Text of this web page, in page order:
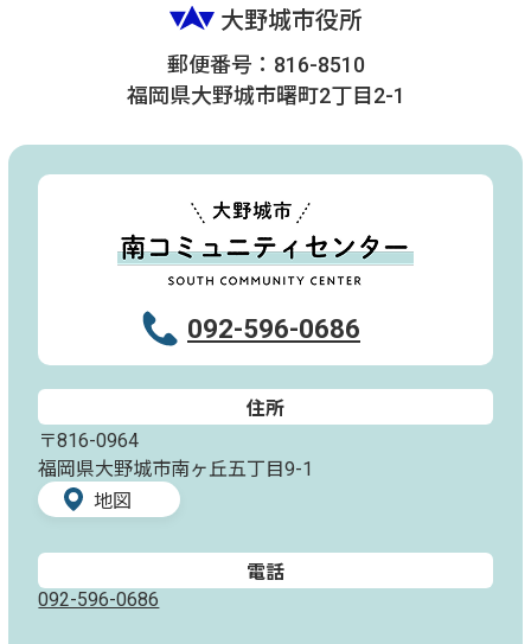
大野城市役所
郵便番号：816-8510
福岡県大野城市曙町2丁目2-1
092-596-0686
住所
〒816-0964
福岡県大野城市南ヶ丘五丁目9-1
地図
電話
092-596-0686